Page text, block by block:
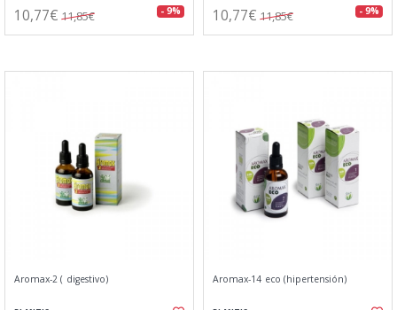
10,77€ 11,85€ - 9% 10,77€ 11,85€ - 9%
Aromax-2 ( digestivo) Aromax-14 eco (hipertensión)